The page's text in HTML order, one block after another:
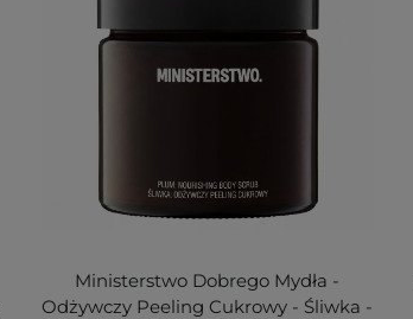
Ministerstwo Dobrego Mydła -
Odżywczy Peeling Cukrowy - Śliwka -